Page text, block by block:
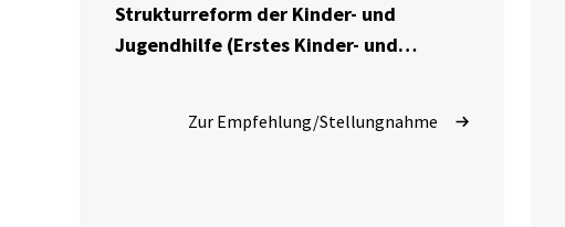
Strukturreform der Kinder- und
Jugendhilfe (Erstes Kinder- und
Zur Empfehlung/Stellungnahme